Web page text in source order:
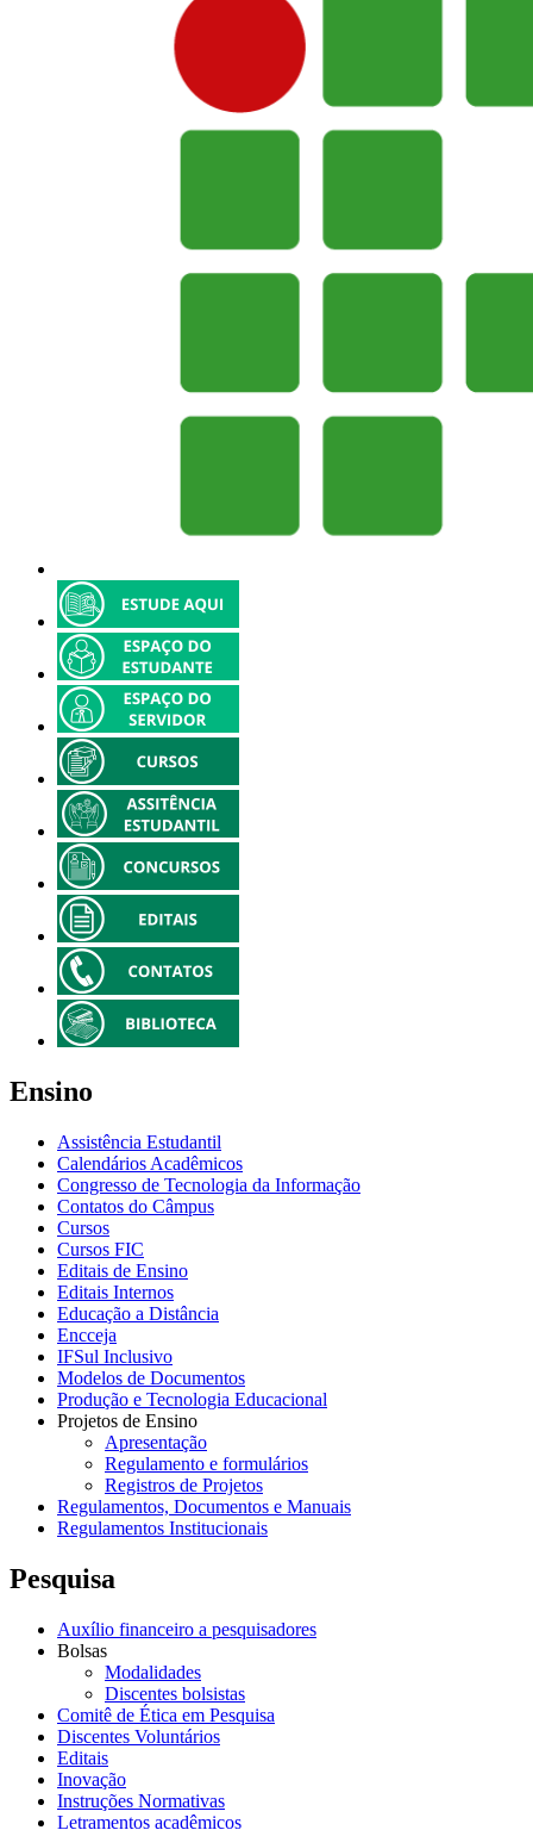
Ensino
Assistência Estudantil
Calendários Acadêmicos
Congresso de Tecnologia da Informação
Contatos do Câmpus
Cursos
Cursos FIC
Editais de Ensino
Editais Internos
Educação a Distância
Encceja
IFSul Inclusivo
Modelos de Documentos
Produção e Tecnologia Educacional
Projetos de Ensino
Apresentação
Regulamento e formulários
Registros de Projetos
Regulamentos, Documentos e Manuais
Regulamentos Institucionais
Pesquisa
Auxílio financeiro a pesquisadores
Bolsas
Modalidades
Discentes bolsistas
Comitê de Ética em Pesquisa
Discentes Voluntários
Editais
Inovação
Instruções Normativas
Letramentos acadêmicos